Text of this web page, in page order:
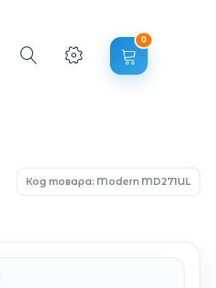
0
Код товара: Modern MD271UL